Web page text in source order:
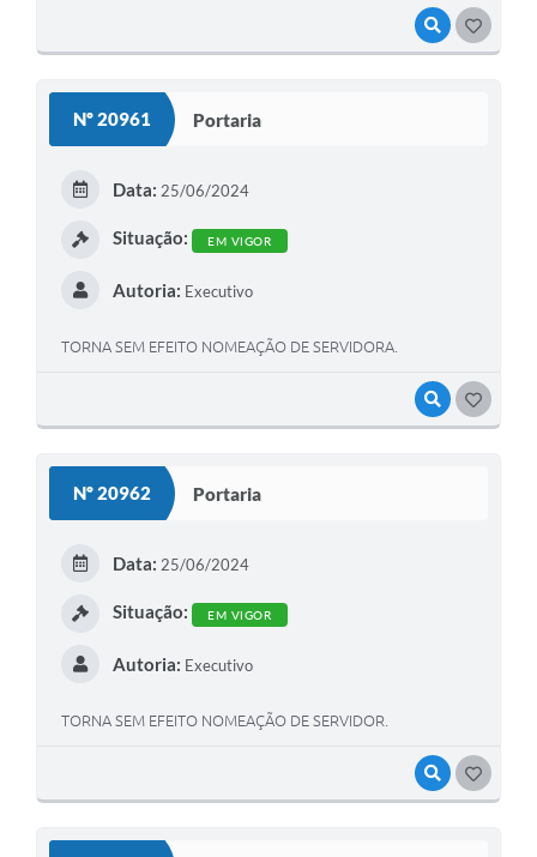
VISUALIZAR
Nº 20961 Portaria
VISUALIZAR
Data: 25/06/2024
Situação: EM VIGOR
Autoria: Executivo
TORNA SEM EFEITO NOMEAÇÃO DE SERVIDORA.
Nº 20962 Portaria
VISUALIZAR
Data: 25/06/2024
Situação: EM VIGOR
Autoria: Executivo
TORNA SEM EFEITO NOMEAÇÃO DE SERVIDOR.